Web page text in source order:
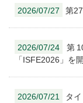
2026/07/27 第
2026/07/24
第
「ISFE2026」を
2026/07/21
タ